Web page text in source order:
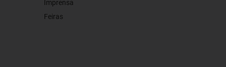
Imprensa
Feiras